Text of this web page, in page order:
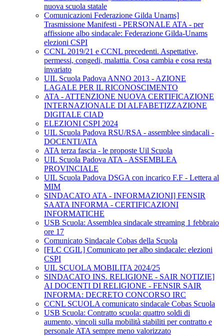
nuova scuola statale
Comunicazioni Federazione Gilda Unams]
Trasmissione Manifesti - PERSONALE ATA - per
affissione albo sindacale: Federazione Gilda-Unams
elezioni CSPI
CCNL 2019/21 e CCNL precedenti. Aspettative,
permessi, congedi, malattia. Cosa cambia e cosa resta
invariato
UIL Scuola Padova ANNO 2013 - AZIONE
LAGALE PER IL RICONOSCIMENTO
ATA - ATTENZIONE NUOVA CERTIFICAZIONE
INTERNAZIONALE DI ALFABETIZZAZIONE
DIGITALE CIAD
ELEZIONI CSPI 2024
UIL Scuola Padova RSU/RSA - assemblee sindacali -
DOCENTI/ATA
ATA terza fascia - le proposte Uil Scuola
UIL Scuola Padova ATA - ASSEMBLEA
PROVINCIALE
UIL Scuola Padova DSGA con incarico F.F - Lettera al
MIM
SINDACATO ATA - INFORMAZIONI] FENSIR
SAATA INFORMA - CERTIFICAZIONI
INFORMATICHE
USB Scuola: Assemblea sindacale streaming 1 febbraio
ore 17
Comunicato Sindacale Cobas della Scuola
[FLC CGIL] Comunicato per albo sindacale: elezioni
CSPI
UIL SCUOLA MOBILITA 2024/25
SINDACATO INS. RELIGIONE - SAIR NOTIZIE]
AI DOCENTI DI RELIGIONE - FENSIR SAIR
INFORMA: DECRETO CONCORSO IRC
CCNL SCUOLA comunicato sindacale Cobas Scuola
USB Scuola: Contratto scuola: quattro soldi di
aumento, vincoli sulla mobilità stabiliti per contratto e
personale ATA sempre meno valorizzato